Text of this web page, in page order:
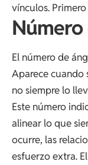
vínculos.
Número
El número de
Aparece cuando
no siempre lo
Este número
alinear lo que
ocurre, las
esfuerzo extra.